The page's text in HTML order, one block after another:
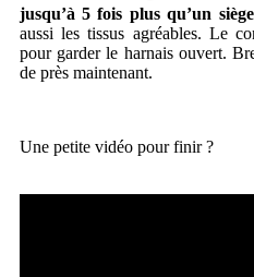
jusqu’à 5 fois plus qu’un
aussi les tissus agréables. Le
pour garder le harnais ouvert.
de près maintenant.
Une petite vidéo pour finir ?